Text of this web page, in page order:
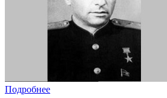
Подробнее